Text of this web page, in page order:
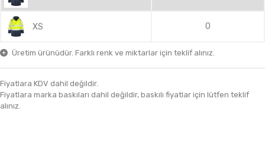
XS 0
Üretim ürünüdür. Farklı renk ve miktarlar için teklif alınız.
Fiyatlara KDV dahil değildir.
Fiyatlara marka baskıları dahil değildir, baskılı fiyatlar için lütfen teklif
alınız.